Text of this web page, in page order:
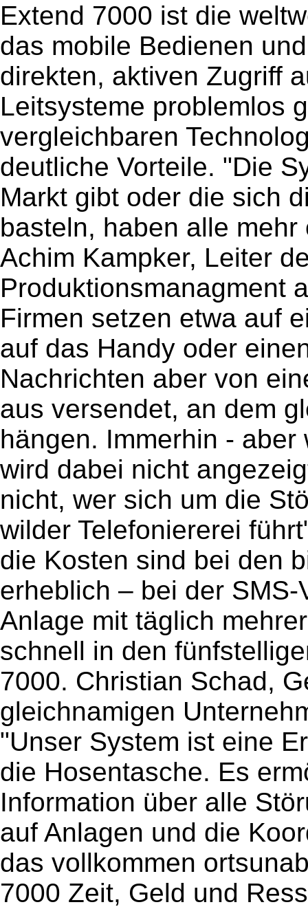
Extend 7000 ist die
das mobile Bedienen
direkten, aktiven Zugriff
Leitsysteme problemlos
vergleichbaren
deutliche Vorteile. "Die
Markt gibt oder die sich
basteln, haben alle
Achim Kampker, Leiter
Produktionsmanagment
Firmen setzen etwa auf
auf das Handy oder
Nachrichten aber von
aus versendet, an dem
hängen. Immerhin -
wird dabei nicht
nicht, wer sich um die
wilder Telefoniererei
die Kosten sind bei den
erheblich – bei der
Anlage mit täglich
schnell in den
7000. Christian Schad,
gleichnamigen
"Unser System ist eine
die Hosentasche. Es
Information über alle
auf Anlagen und die
das vollkommen
7000 Zeit, Geld und